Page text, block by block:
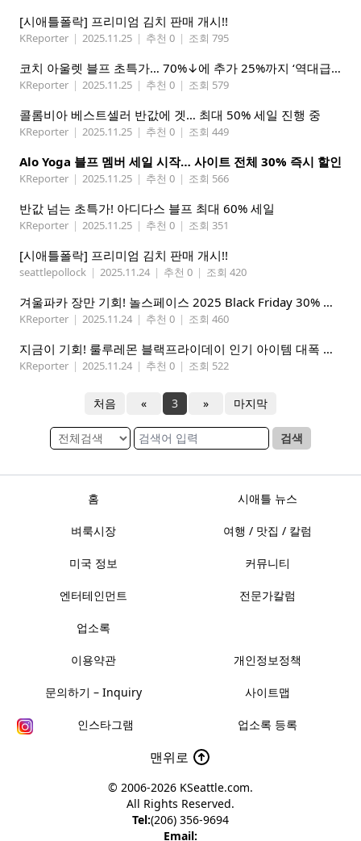
[시애틀폴락] 프리미엄 김치 판매 개시!!
KReporter | 2025.11.25 | 추천 0 | 조회 795
코치 아울렛 블프 초특가… 70%↓에 추가 25%까지 ‘역대급 할인’
KReporter | 2025.11.25 | 추천 0 | 조회 579
콜롬비아 베스트셀러 반값에 겟… 최대 50% 세일 진행 중
KReporter | 2025.11.25 | 추천 0 | 조회 449
Alo Yoga 블프 멤버 세일 시작… 사이트 전체 30% 즉시 할인
KReporter | 2025.11.25 | 추천 0 | 조회 566
반값 넘는 초특가! 아디다스 블프 최대 60% 세일
KReporter | 2025.11.25 | 추천 0 | 조회 351
[시애틀폴락] 프리미엄 김치 판매 개시!!
seattlepollock | 2025.11.24 | 추천 0 | 조회 420
겨울파카 장만 기회! 놀스페이스 2025 Black Friday 30% 할인!
KReporter | 2025.11.24 | 추천 0 | 조회 460
지금이 기회! 룰루레몬 블랙프라이데이 인기 아이템 대폭 할인
KReporter | 2025.11.24 | 추천 0 | 조회 522
처음 « 3 » 마지막
검색
홈 시애틀 뉴스
벼룩시장 여행 / 맛집 / 칼럼
미국 정보 커뮤니티
엔터테인먼트 전문가칼럼
업소록
이용약관 개인정보정책
문의하기 – Inquiry 사이트맵
인스타그램 업소록 등록
맨위로
© 2006-2026 KSeattle.com.
All Rights Reserved.
Tel:(206) 356-9694
Email: